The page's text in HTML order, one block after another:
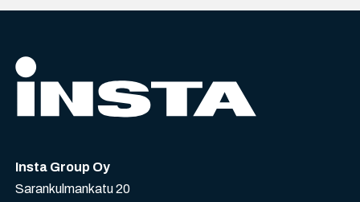
Insta Group Oy
Sarankulmankatu 20